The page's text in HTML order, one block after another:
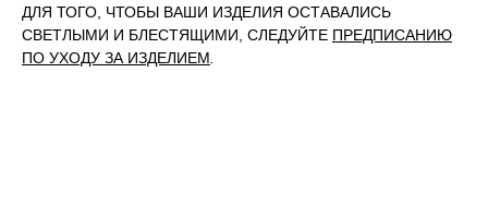
ДЛЯ ТОГО, ЧТОБЫ ВАШИ ИЗДЕЛИЯ ОСТАВАЛИСЬ
СВЕТЛЫМИ И БЛЕСТЯЩИМИ, СЛЕДУЙТЕ ПРЕДПИСАНИЮ
ПО УХОДУ ЗА ИЗДЕЛИЕМ.